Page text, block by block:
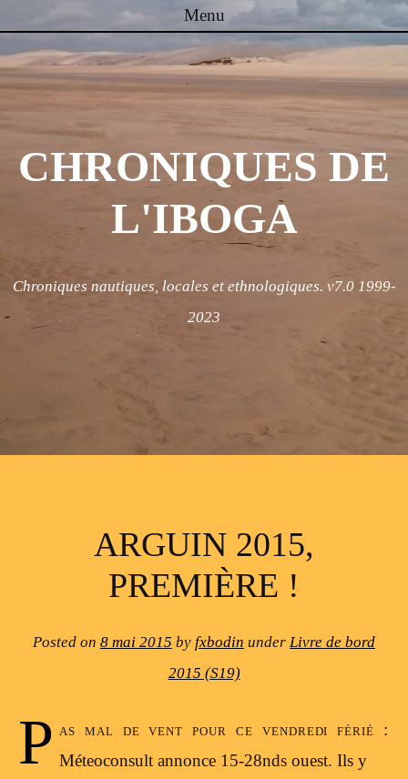
Menu
Skip to content
CHRONIQUES DE
L'IBOGA
Chroniques nautiques, locales et ethnologiques. v7.0 1999-
2023
ARGUIN 2015,
PREMIÈRE !
Posted on 8 mai 2015 by fxbodin under Livre de bord
2015 (S19)
P as mal de vent pour ce vendredi férié :
Méteoconsult annonce 15-28nds ouest. Ils y